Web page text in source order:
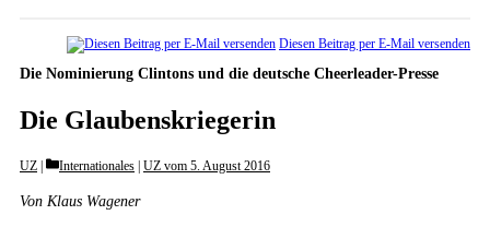
Diesen Beitrag per E-Mail versenden
Die Nominierung Clintons und die deutsche Cheerleader-Presse
Die Glaubenskriegerin
UZ Categories
Internationales UZ vom 5. August 2016
Von Klaus Wagener